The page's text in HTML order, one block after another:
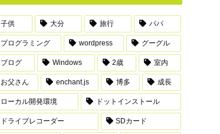
子供 大分 旅行 パパ
プログラミング wordpress グーグル
ブログ Windows 2歳 室内
お父さん enchant.js 博多 成長
ローカル開発環境 ドットインストール
ドライブレコーダー SDカード